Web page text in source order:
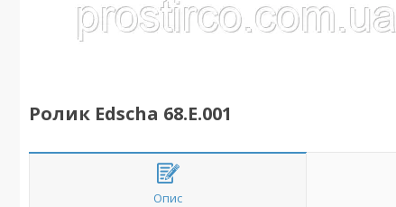
Ролик Edscha 68.E.001
Опис